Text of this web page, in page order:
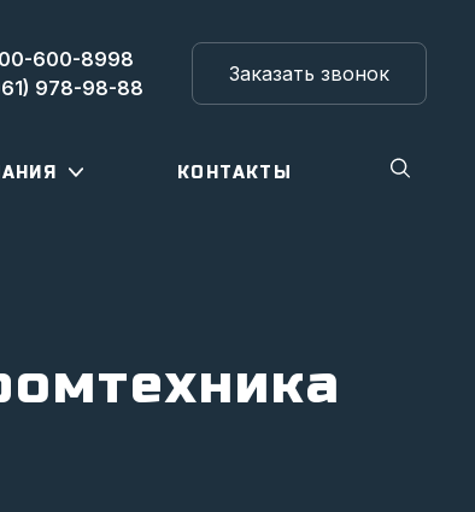
600-8998
978-98-88
Заказать звонок
КОНТАКТЫ